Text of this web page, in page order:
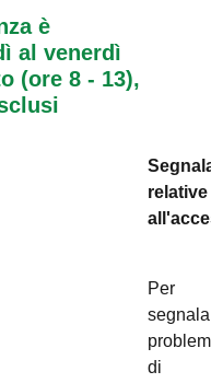
è
al venerdì
(ore 8 - 13),
relative
Per
di